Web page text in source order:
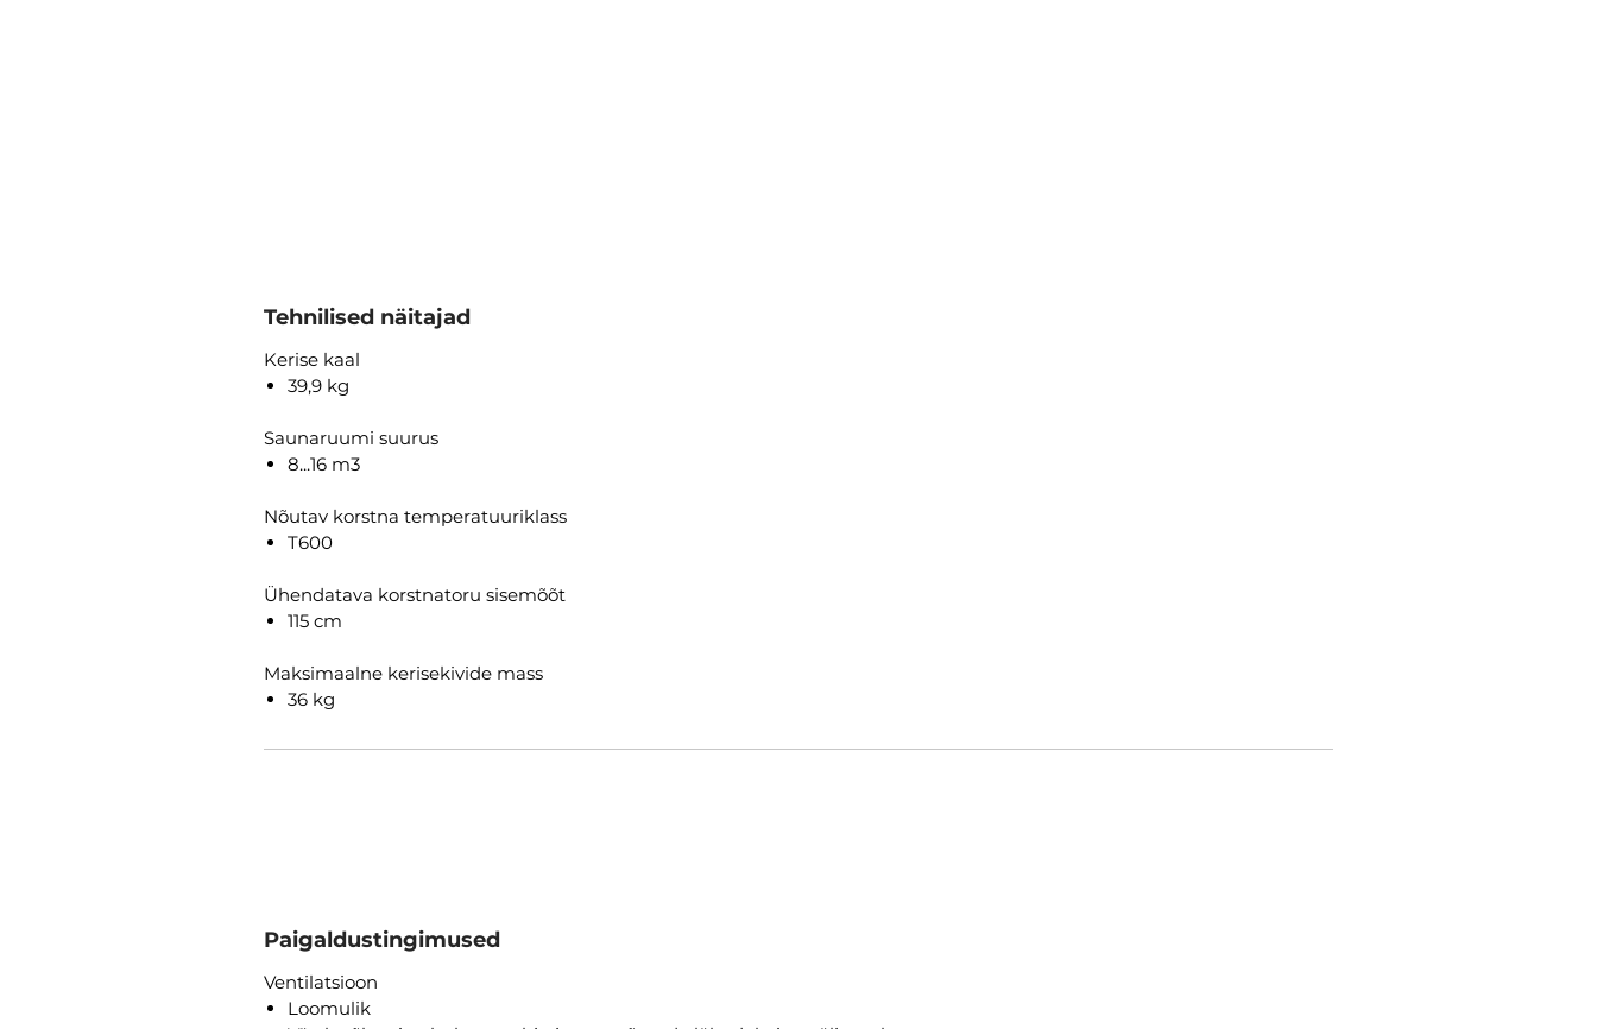
Tehnilised näitajad
Kerise kaal
39,9 kg
Saunaruumi suurus
8...16 m3
Nõutav korstna temperatuuriklass
T600
Ühendatava korstnatoru sisemõõt
115 cm
Maksimaalne kerisekivide mass
36 kg
Paigaldustingimused
Ventilatsioon
Loomulik